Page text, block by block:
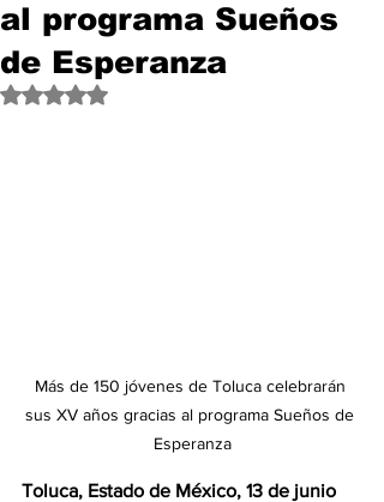
al programa Sueños
de Esperanza
Obtuvo NaN de 5 estrellas.
Más de 150 jóvenes de Toluca celebrarán
sus XV años gracias al programa Sueños de
Esperanza
Toluca, Estado de México, 13 de junio